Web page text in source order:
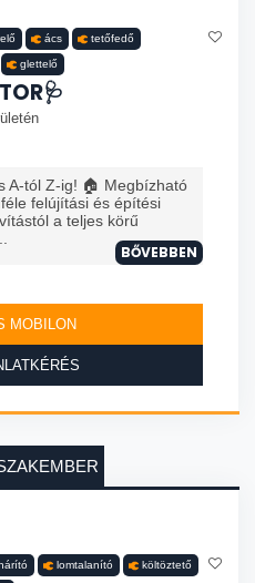
ács tetőfedő
glettelő
A-tól Z-ig! 🏠 Megbízható
felújítási és építési
a teljes körű
BŐVEBBEN
MOBILON
lomtalanító költöztető